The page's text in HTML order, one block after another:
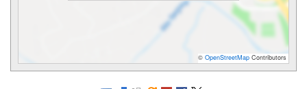
© OpenStreetMap Contributors